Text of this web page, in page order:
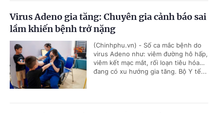
Virus Adeno gia tăng: Chuyên gia cảnh báo sai
lầm khiến bệnh trở nặng
(Chinhphu.vn) - Số ca mắc bệnh do
virus Adeno như: viêm đường hô hấp,
viêm kết mạc mắt, rối loạn tiêu hóa…
đang có xu hướng gia tăng. Bộ Y tế...